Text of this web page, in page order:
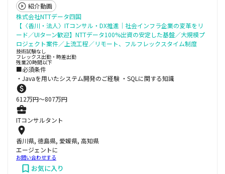
紹介動画
株式会社NTTデータ四国
【〈香川・法人〉ITコンサル・DX推進│社会インフラ企業の変革をリ
ード／UIターン歓迎】NTTデータ100%出資の安定した基盤／大規模プ
ロジェクト案件／上流工程／リモート、フルフレックスタイム制度
技術試験なし
フレックス出勤・時差出勤
残業20時間以下
■必須条件
・Javaを用いたシステム開発のご経験 ・SQLに関する知識
612万円〜807万円
ITコンサルタント
香川県, 徳島県, 愛媛県, 高知県
エージェントに
お問い合わせする
お気に入り